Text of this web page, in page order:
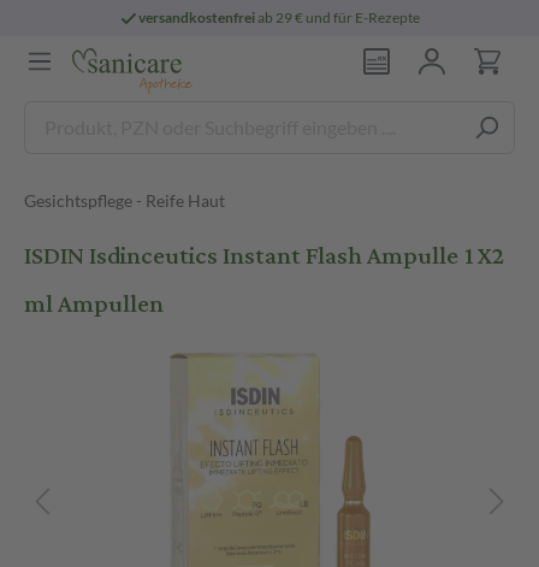
versandkostenfreiab 29 € und für E-Rezepte
Gesichtspflege - Reife Haut
ISDIN Isdinceutics Instant Flash Ampulle 1X2
ml Ampullen